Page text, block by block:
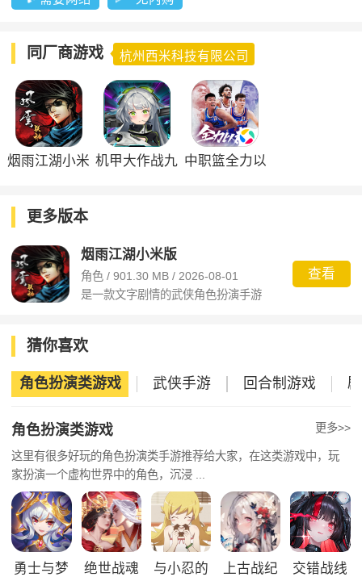
同厂商游戏 杭州西米科技有限公司
烟雨江湖小米 机甲大作战九 中职篮全力以
更多版本
烟雨江湖小米版
角色 / 901.30 MB / 2026-08-01
是一款文字剧情的武侠角色扮演手游
查看
猜你喜欢
角色扮演类游戏 武侠手游 回合制游戏
角色扮演类游戏 更多>>
这里有很多好玩的角色扮演类手游推荐给大家，在这类游戏中，玩
家扮演一个虚构世界中的角色，沉浸 ...
勇士与梦
绝世战魂
与小忍的
上古战纪
交错战线